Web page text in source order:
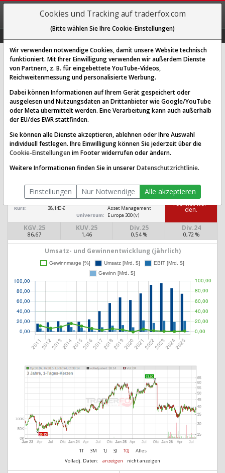
REGIS-
TRIEREN
Brookfield Aktie: Realtime-Kurs &
Analyse (A3D3EV)
SCORING SYSTEMS:
Qualitäts-Check Dividenden-Check
Wachstums-Check
Robustheits-Check
Qualitäts-Check:Ist die Aktie zum Investieren
Infos zum Score
Brookfield [A3D3EV CA11271J1075]
Börsenwert: 110,005 Mrd. $
Kurs:
38,140 €
Sektor:
Financial Services /
Asset Management
Universum:
Europa 300 (v)
KGV.25
86,67
KUV.25
1,46
Div.25
0,54 %
Div.24
0,72 %
Das Ra­ting
konn­te nicht be­
rech­net wer­
den.
Umsatz- und Gewinnentwicklung (jährlich)
1T 3M 1J 3J 10J
Alles
Volladj. Daten:
anzeigen nicht anzeigen
Cookies und Tracking auf traderfox.com
(Bitte wählen Sie Ihre Cookie-Einstellungen)
Wir verwenden notwendige Cookies, damit unsere Website technisch
funktioniert. Mit Ihrer Einwilligung verwenden wir außerdem Dienste
von Partnern, z. B. für eingebettete YouTube-Videos,
Reichweitenmessung und personalisierte Werbung.
Dabei können Informationen auf Ihrem Gerät gespeichert oder
ausgelesen und Nutzungsdaten an Drittanbieter wie Google/YouTube
oder Meta übermittelt werden. Eine Verarbeitung kann auch außerhalb
der EU/des EWR stattfinden.
Sie können alle Dienste akzeptieren, ablehnen oder Ihre Auswahl
individuell festlegen. Ihre Einwilligung können Sie jederzeit über die
Cookie-Einstellungen im Footer widerrufen oder ändern.
Weitere Informationen finden Sie in unsererDatenschutzrichtlinie.
Einstellungen Nur Notwendige Alle akzeptieren